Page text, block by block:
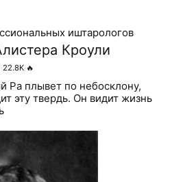
иштарологов
Кроули
22.8K 🔥
плывет по небосклону,
эту твердь. Он видит жизнь